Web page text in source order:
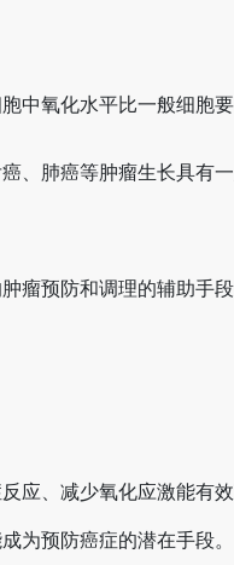
中氧化水平比一般细胞要
、肺癌等肿瘤生长具有
瘤预防和调理的辅助手段
应、减少氧化应激能有
为预防癌症的潜在手段。